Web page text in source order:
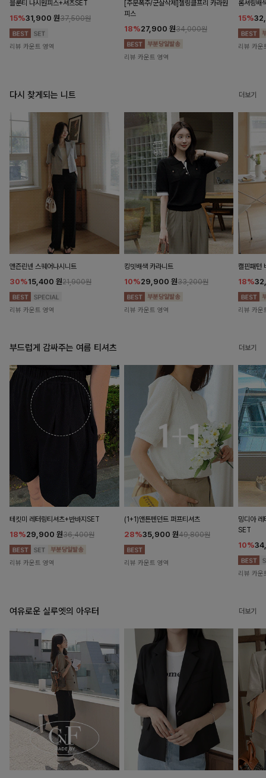
블룬티 나시원피스+셔츠SET
15%31,900 원37,500원
리뷰 카운트 영역
[주문폭주/군살삭제]젤링클프리 카라원
피스
18%27,900 원34,000원
리뷰 카운트 영역
롬셔링배
15%
리뷰 카운
다시 찾게되는 니트 더보기
앤즌린넨 스퀘어나시니트
30%15,400 원21,900원
리뷰 카운트 영역
킹밋배색 카라니트
10%29,900 원33,200원
리뷰 카운트 영역
캘핀패턴
18%
리뷰 카운
부드럽게 감싸주는 여름 티셔츠 더보기
테킷미 레터링티셔츠+반바지SET
18%29,900 원36,400원
리뷰 카운트 영역
(1+1)앤튼펜던트 퍼프티셔츠
28%35,900 원49,800원
리뷰 카운트 영역
밍디아 레
SET
10%
리뷰 카운
여유로운 실루엣의 아우터 더보기